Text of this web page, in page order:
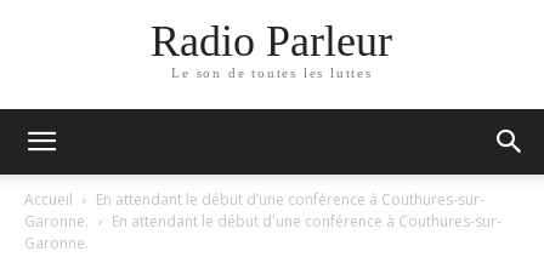
Radio Parleur
Le son de toutes les luttes
Accueil
En attendant le début d’une conférence à Couthures-sur-
Garonne.
En attendant le début d'une conférence à Couthures-sur-
Garonne.